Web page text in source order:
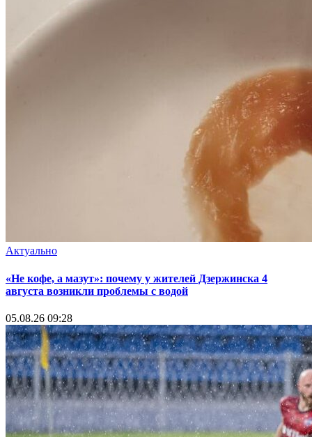
Актуально
«Не кофе, а мазут»: почему у жителей Дзержинска 4
августа возникли проблемы с водой
05.08.26 09:28